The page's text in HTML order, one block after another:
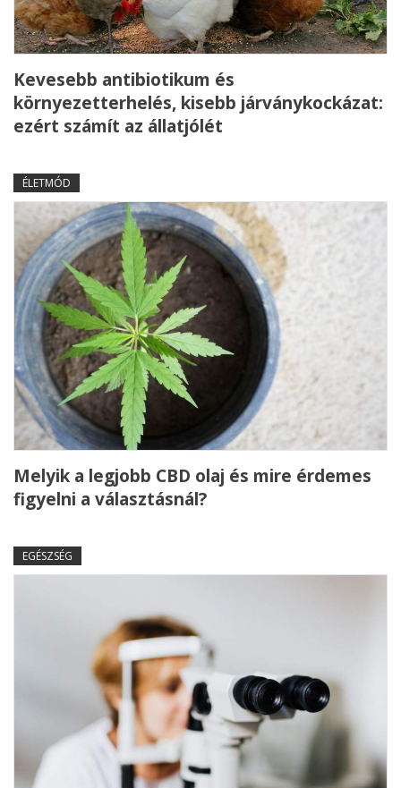
Kevesebb antibiotikum és
környezetterhelés, kisebb járványkockázat:
ezért számít az állatjólét
ÉLETMÓD
Melyik a legjobb CBD olaj és mire érdemes
figyelni a választásnál?
EGÉSZSÉG